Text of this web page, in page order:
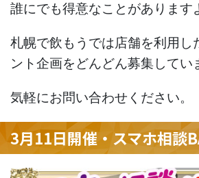
誰にでも得意なことがあります
札幌で飲もうでは店舗を利用し
ント企画をどんどん募集してい
気軽にお問い合わせください。
3月11日開催・スマホ相談